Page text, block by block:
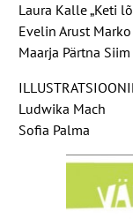
Laura Kalle „Keti
Evelin Arust
Maarja Pärtna
Ludwika Mach
Sofia Palma